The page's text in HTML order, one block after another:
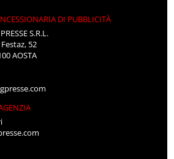
DI PUBBLICITÀ
S.R.L.
52
AOSTA